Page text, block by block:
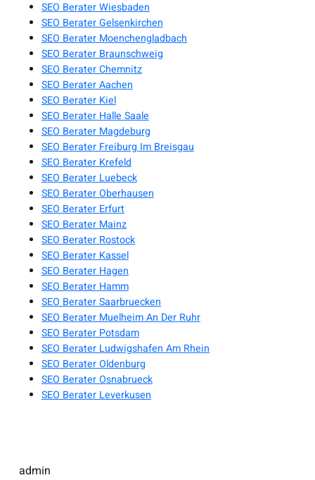
SEO Berater Wiesbaden
SEO Berater Gelsenkirchen
SEO Berater Moenchengladbach
SEO Berater Braunschweig
SEO Berater Chemnitz
SEO Berater Aachen
SEO Berater Kiel
SEO Berater Halle Saale
SEO Berater Magdeburg
SEO Berater Freiburg Im Breisgau
SEO Berater Krefeld
SEO Berater Luebeck
SEO Berater Oberhausen
SEO Berater Erfurt
SEO Berater Mainz
SEO Berater Rostock
SEO Berater Kassel
SEO Berater Hagen
SEO Berater Hamm
SEO Berater Saarbruecken
SEO Berater Muelheim An Der Ruhr
SEO Berater Potsdam
SEO Berater Ludwigshafen Am Rhein
SEO Berater Oldenburg
SEO Berater Osnabrueck
SEO Berater Leverkusen
admin